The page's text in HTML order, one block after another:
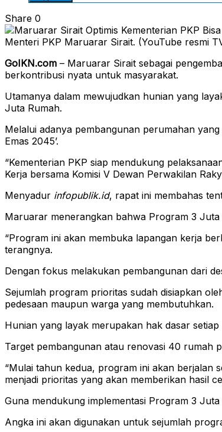
Share 0
Menteri PKP Maruarar Sirait. (YouTube resmi
GoIKN.com – Maruarar Sirait sebagai
berkontribusi nyata untuk masyarakat.
Utamanya dalam mewujudkan hunian yang
Juta Rumah.
Melalui adanya pembangunan perumahan
Emas 2045’.
“Kementerian PKP siap mendukung
Kerja bersama Komisi V Dewan Perwakilan
Menyadur infopublik.id, rapat ini membahas
Maruarar menerangkan bahwa Program 3
“Program ini akan membuka lapangan kerja
terangnya.
Dengan fokus melakukan pembangunan dari
Sejumlah program prioritas sudah disiapkan
pedesaan maupun warga yang membutuhkan.
Hunian yang layak merupakan hak dasar
Target pembangunan atau renovasi 40 rumah
“Mulai tahun kedua, program ini akan berjalan
menjadi prioritas yang akan memberikan hasil
Guna mendukung implementasi Program 3
Angka ini akan digunakan untuk sejumlah